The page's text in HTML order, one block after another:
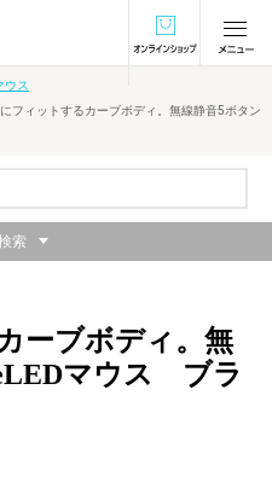
オンラインショ
ウス
フィットするカーブボディ。無線静音5ボタン
ーブボディ。無
マウス ブラ
索